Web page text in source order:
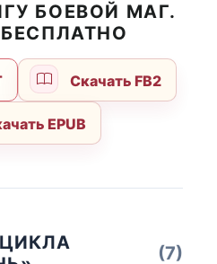
БОЕВОЙ МАГ.
Скачать FB2
EPUB
(7)